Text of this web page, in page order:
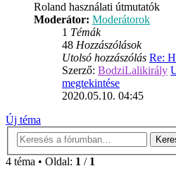
Roland használati útmutatók
Moderátor: Moderátorok
1 Témák
48 Hozzászólások
Utolsó hozzászólás Re:
Szerző: BodziLalikirály
megtekintése
2020.05.10. 04:45
Új téma
4 téma • Oldal: 1 / 1